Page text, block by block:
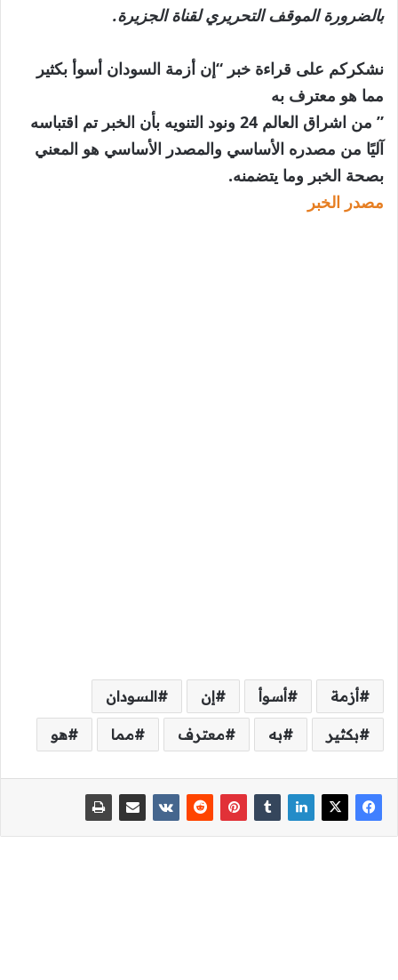
بالضرورة الموقف التحريري لقناة الجزيرة.
نشكركم على قراءة خبر “إن أزمة السودان أسوأ بكثير
مما هو معترف به
” من اشراق العالم 24 ونود التنويه بأن الخبر تم اقتباسه
آليًا من مصدره الأساسي والمصدر الأساسي هو المعني
بصحة الخبر وما يتضمنه.
مصدر الخبر
أزمة أسوأ إن السودان
بكثير به معترف مما هو